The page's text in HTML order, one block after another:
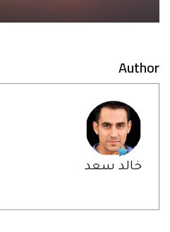
Author
خالد سعد